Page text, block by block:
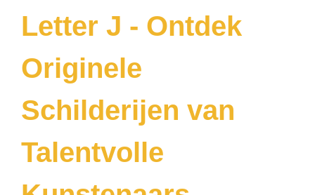
Letter J - Ontdek
Originele
Schilderijen van
Talentvolle